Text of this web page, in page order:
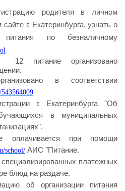
родителя в личном
г. Екатеринбурга, узнать о
по безналичному
организовано
в соответствии
г. Екатеринбурга "Об
в муниципальных
оплачивается при помощи
school/ АИС "Питание.
платежных
блюд на раздаче.
об организации питания